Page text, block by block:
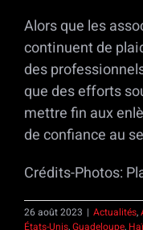
Alors que les
continuent de
des
que des efforts
mettre fin aux
de confiance au
Crédits-Photos:
26 août 2023 | Actualités,
États-Unis,Guadeloupe,